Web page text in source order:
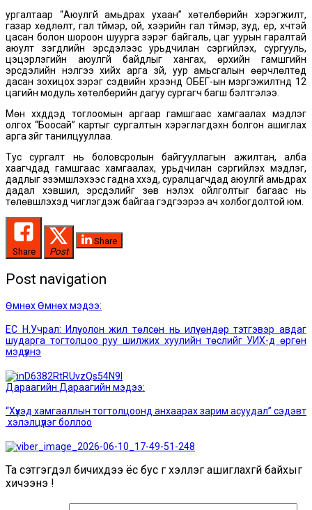
ургалтаар “Аюулгүй амьдрах ухаан” хөтөлбөрийн хэрэгжилт,
газар хөдлөлт, гал түймэр, ой, хээрийн гал түймэр, зуд, үер, хүчтэй
цасан болон шороон шуурга зэрэг байгаль, цаг уурын гаралтай
аюулт үзэгдлийн эрсдэлээс урьдчилан сэргийлэх, сургууль,
цэцэрлэгийн аюулгүй байдлыг хангах, өрхийн гамшгийн
эрсдэлийн үнэлгээ хийх арга зүй, уур амьсгалын өөрчлөлтөд
дасан зохицох зэрэг сэдвийн хүрээнд ОБЕГ-ын мэргэжилтнүүд 12
цагийн модуль хөтөлбөрийн дагуу сургагч багш бэлтгэлээ.
Мөн хүүхдүүдэд тоглоомын аргаар гамшгаас хамгаалах мэдлэг
олгох “Боосай” картыг сургалтын хэрэглэгдэхүүн болгон ашиглах
арга зүйг танилцууллаа.
Тус сургалт нь боловсролын байгууллагын ажилтан, алба
хаагчдад гамшгаас хамгаалах, урьдчилан сэргийлэх мэдлэг,
дадлыг эзэмшүүлэхээс гадна хүүхэд, суралцагчдад аюулгүй амьдрах
дадал хэвшил, эрсдэлийг зөв үнэлэх ойлголтыг багаас нь
төлөвшүүлэхэд чиглэгдэж байгаа гэдгээрээ ач холбогдолтой юм.
Share Post
Share
Post navigation
ӨмнөхӨмнөх мэдээ:
ЕС Н.Учрал: Илүү олон жил төлсөн нь илүү өндөр тэтгэвэр авдаг
шударга тогтолцоо руу шилжих хуулийн төслийг УИХ-д өргөн
мэдүүлнэ
Дараагийн Дараагийн мэдээ:
“Хүүхэд хамгааллын тогтолцоонд анхаарах зарим асуудал” сэдэвт
хэлэлцүүлэг боллоо
Та сэтгэгдэл бичихдээ ёс бус үг хэллэг ашиглахгүй байхыг
хичээнэ үү!